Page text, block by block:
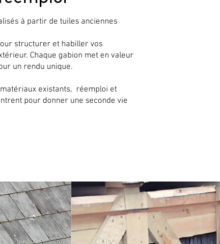
à partir de tuiles anciennes
structurer et habiller vos
Chaque gabion met en valeur
un rendu unique.
existants, réemploi et
pour donner une seconde vie